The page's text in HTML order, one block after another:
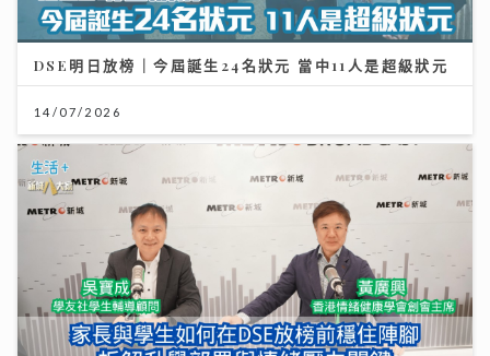
DSE明日放榜｜今屆誕生24名狀元 當中11人是超級狀元
14/07/2026